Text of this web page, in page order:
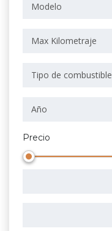
Modelo
Max Kilometraje
Tipo de combustible
Año
Precio